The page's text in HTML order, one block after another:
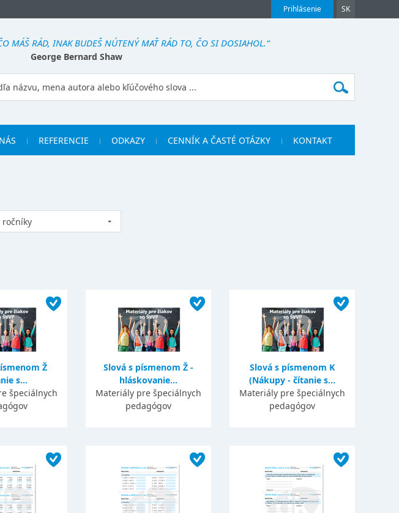
Prihlásenie SK
MÁŠ RÁD, INAK BUDEŠ NÚTENÝ MAŤ RÁD TO, ČO SI DOSIAHOL.“
George Bernard Shaw
REFERENCIE ODKAZY CENNÍK A ČASTÉ OTÁZKY KONTAKT
ročníky
Ž
s...
špeciálnych
Slová s písmenom Ž -
hláskovanie...
Materiály pre špeciálnych
pedagógov
Slová s písmenom K
(Nákupy - čítanie s...
Materiály pre špeciálnych
pedagógov